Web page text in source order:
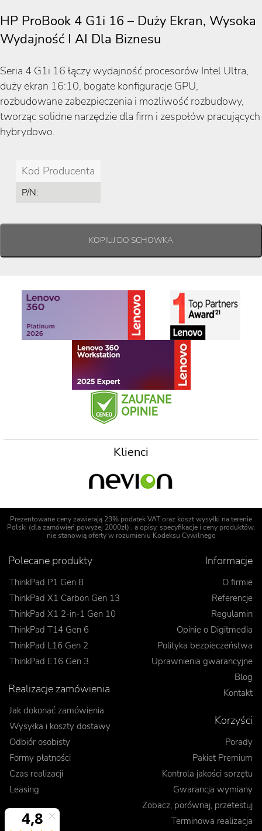
HP ProBook 4 G1i 16 – Duży Ekran, Wysoka
Wydajność I AI Dla Biznesu
Seria 4 G1i 16 łączy wydajność procesorów Intel Ultra,
duży ekran 16:10, bogate konfiguracje GPU,
rozbudowane zabezpieczenia i możliwość rozbudowy,
tworząc solidne narzędzie dla firm i zespołów pracujących
hybrydowo.
Kod Producenta
P/N:
Klienci
Prezentowane ceny zawierają 23% podatek VAT oraz koszt wysyłki na terenie
Polski (dla zamówień powyżej 2000zł) , a opisy, specyfikacje i ceny produktów,
nie stanowią oferty w rozumieniu Kodeksu Cywilnego
Polecane produkty
ThinkPad P1 Gen 8
ThinkPad X1 Carbon Gen 13
ThinkPad X1 2-in-1 Gen 10
ThinkPad T14 Gen 6
ThinkPad L16 Gen 2
ThinkPad E16 Gen 3
Informacje
O firmie
Referencje
Regulamin
Opinie o Digitmedia
Polityka bezpieczeństwa
Uprawnienia gwarancyjne
Blog
Kontakt
Realizacje zamówienia
Jak dokonać zamówienia
Wysyłka i koszty dostawy
Odbiór osobisty
Formy płatności
Czas realizacji
Leasing
Korzyści
Porady
Pakiet Premium
Kontrola jakości sprzętu
Gwarancja wymiany
Zobacz, porównaj, przetestuj
Terminowa realizacja